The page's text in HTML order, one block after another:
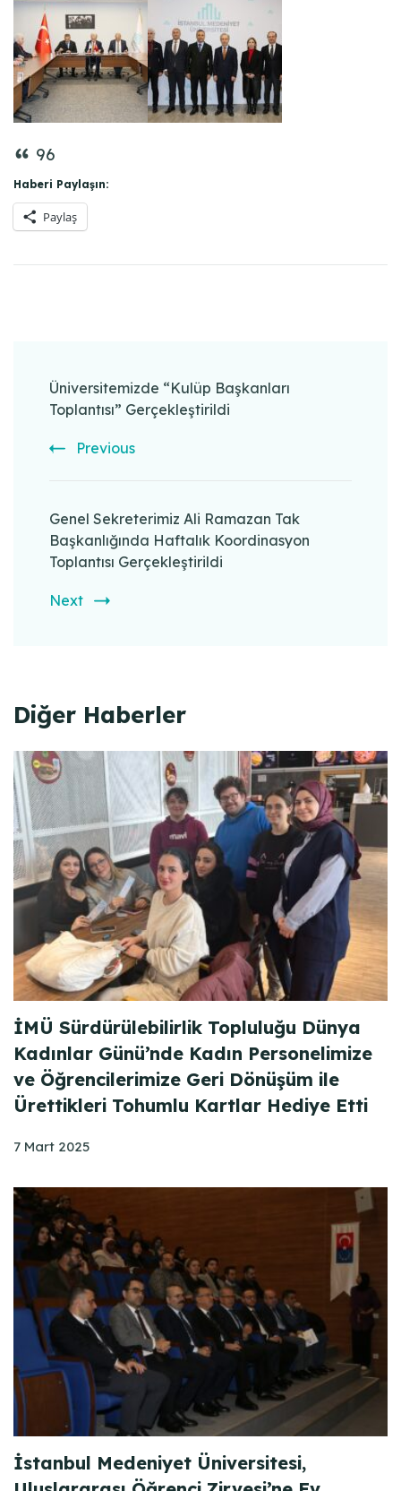
96
Haberi Paylaşın:
Paylaş
Navigation
Üniversitemizde “Kulüp Başkanları
Toplantısı” Gerçekleştirildi
Previous
Genel Sekreterimiz Ali Ramazan Tak
Başkanlığında Haftalık Koordinasyon
Toplantısı Gerçekleştirildi
Next
Diğer Haberler
İMÜ Sürdürülebilirlik Topluluğu Dünya
Kadınlar Günü’nde Kadın Personelimize
ve Öğrencilerimize Geri Dönüşüm ile
Ürettikleri Tohumlu Kartlar Hediye Etti
7 Mart 2025
İstanbul Medeniyet Üniversitesi,